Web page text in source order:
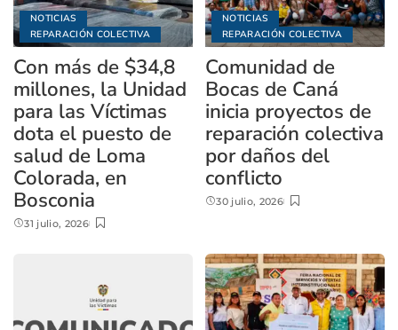
NOTICIAS
REPARACIÓN COLECTIVA
Con más de $34,8
millones, la Unidad
para las Víctimas
dota el puesto de
salud de Loma
Colorada, en
Bosconia
31 julio, 2026
NOTICIAS
REPARACIÓN COLECTIVA
Comunidad de
Bocas de Caná
inicia proyectos de
reparación colectiva
por daños del
conflicto
30 julio, 2026